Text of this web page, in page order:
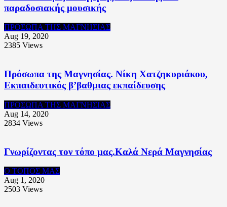
παραδοσιακής μουσικής
ΠΡΟΣΩΠΑ ΤΗΣ ΜΑΓΝΗΣΙΑΣ
Aug 19, 2020
2385 Views
Πρόσωπα της Μαγνησίας. Νίκη Χατζηκυριάκου,
Εκπαιδευτικός β’βαθμιας εκπαίδευσης
ΠΡΟΣΩΠΑ ΤΗΣ ΜΑΓΝΗΣΙΑΣ
Aug 14, 2020
2834 Views
Γνωρίζοντας τον τόπο μας.Καλά Νερά Μαγνησίας
Ο ΤΟΠΟΣ ΜΑΣ
Aug 1, 2020
2503 Views